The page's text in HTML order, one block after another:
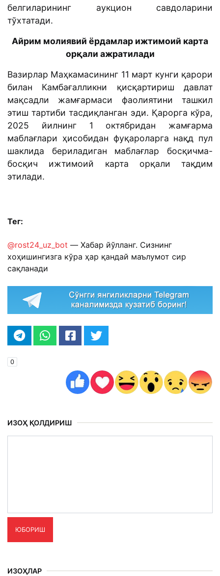
белгиларининг аукцион савдоларини
тўхтатади.
Айрим молиявий ёрдамлар ижтимоий карта
орқали ажратилади
Вазирлар Маҳкамасининг 11 март кунги қарори
билан Камбағалликни қисқартириш давлат
мақсадли жамғармаси фаолиятини ташкил
этиш тартиби тасдиқланган эди. Қарорга кўра,
2025 йилнинг 1 октябридан жамғарма
маблағлари ҳисобидан фуқароларга нақд пул
шаклида бериладиган маблағлар босқичма-
босқич ижтимоий карта орқали тақдим
этилади.
Тег:
@rost24_uz_bot — Хабар йўлланг. Сизнинг
хоҳишингизга кўра ҳар қандай маълумот сир
сақланади
0
ИЗОҲ ҚОЛДИРИШ
ЮБОРИШ
ИЗОҲЛАР